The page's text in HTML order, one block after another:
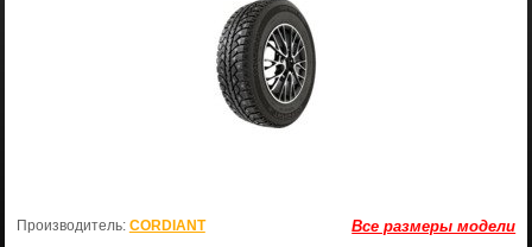
Все размеры модели
Производитель: CORDIANT